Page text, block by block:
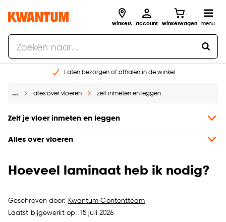
winkels account winkelwagen menu
Laten bezorgen of afhalen in de winkel
Gratis raam advies en inmeten aan huis
… alles over vloeren zelf inmeten en leggen
Zelf je vloer inmeten en leggen
Alles over vloeren
Hoeveel laminaat heb ik nodig?
Geschreven door: Kwantum Contentteam
Laatst bijgewerkt op: 15 juli 2026